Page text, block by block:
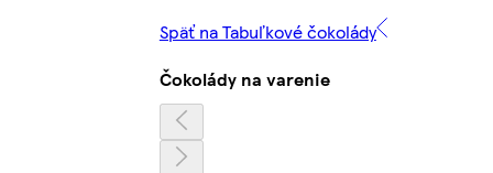
Späť na Tabuľkové čokolády
Čokolády na varenie